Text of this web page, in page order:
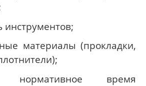
инструментов;
материалы (прокладки,
нормативное время